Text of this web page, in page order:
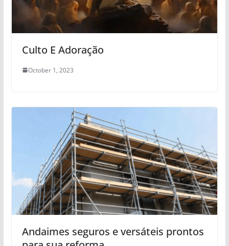
Culto E Adoração
October 1, 2023
Andaimes seguros e versáteis prontos